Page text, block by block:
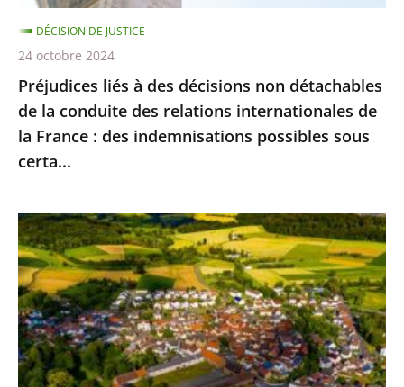
conduite
des
relations
internationales
de
la
France
des
indemnisations
possibles
sous
certa...
Préjudices liés à des décisions non détachables
de la conduite des relations internationales de
la France : des indemnisations possibles sous
certa...
DÉCISION DE JUSTICE
24 octobre 2024
Artificialisation
des
sols
:
le
dispositif
réglementaire